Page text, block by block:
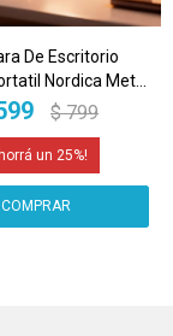
De Escritorio
Nordica Metal
Lectura IMBACK
$ 799
25